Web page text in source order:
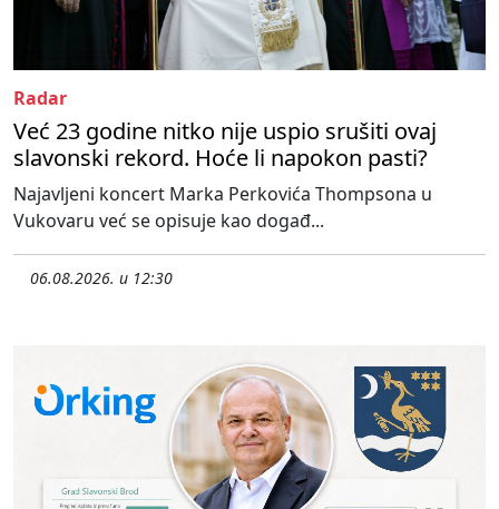
Radar
Već 23 godine nitko nije uspio srušiti ovaj
slavonski rekord. Hoće li napokon pasti?
Najavljeni koncert Marka Perkovića Thompsona u
Vukovaru već se opisuje kao događ...
06.08.2026. u 12:30